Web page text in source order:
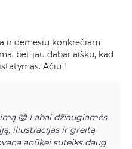
ir dėmesiu konkrečiam
bet jau dabar aišku, kad
Ačiū !
😊 Labai džiaugiamės,
iliustracijas ir greitą
anūkei suteiks daug